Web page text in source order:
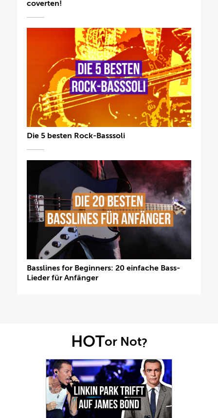
coverten!
Die 5 besten Rock-Basssoli
Basslines for Beginners: 20 einfache Bass-
Lieder für Anfänger
HOTor Not?